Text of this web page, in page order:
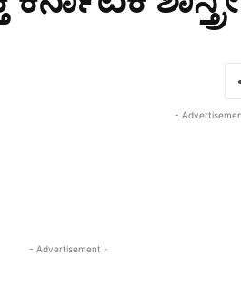
-
- Advertisement -